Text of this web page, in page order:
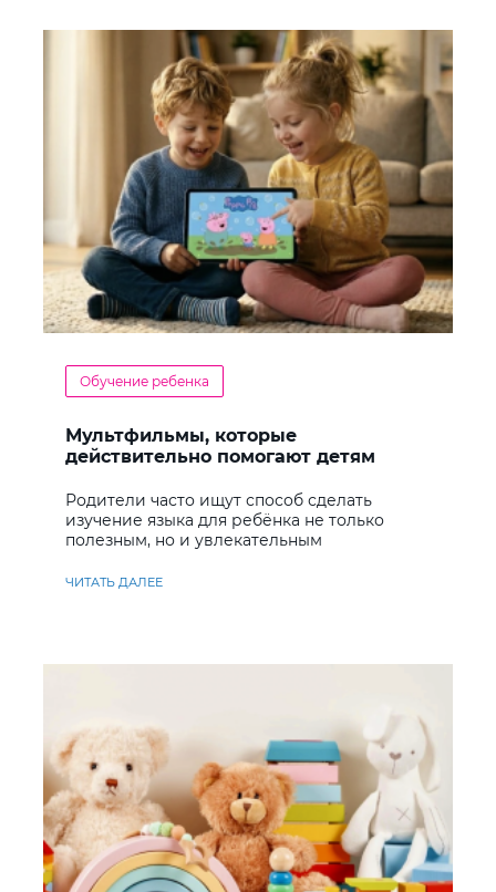
Обучение ребенка
Мультфильмы, которые
действительно помогают детям
Родители часто ищут способ сделать
изучение языка для ребёнка не только
полезным, но и увлекательным
ЧИТАТЬ ДАЛЕЕ